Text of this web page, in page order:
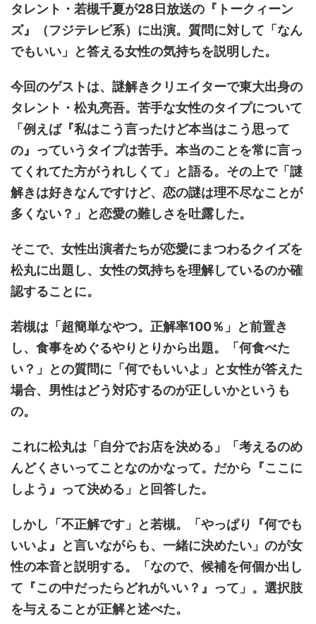
クロショット ...
http://www.rbbto
タレント・若槻千夏が28日放送の『トークィーン
ズ』（フジテレビ系）に出演。質問に対して「なん
でもいい」と答える女性の気持ちを説明した。
今回のゲストは、謎解きクリエイターで東大出身の
タレント・松丸亮吾。苦手な女性のタイプについて
「例えば『私はこう言ったけど本当はこう思って
の』っていうタイプは苦手。本当のことを常に言っ
てくれてた方がうれしくて」と語る。その上で「謎
解きは好きなんですけど、恋の謎は理不尽なことが
多くない？」と恋愛の難しさを吐露した。
そこで、女性出演者たちが恋愛にまつわるクイズを
松丸に出題し、女性の気持ちを理解しているのか確
認することに。
若槻は「超簡単なやつ。正解率100％」と前置き
し、食事をめぐるやりとりから出題。「何食べた
い？」との質問に「何でもいいよ」と女性が答えた
場合、男性はどう対応するのが正しいかというも
の。
これに松丸は「自分でお店を決める」「考えるのめ
んどくさいってことなのかなって。だから『ここに
しよう』って決める」と回答した。
しかし「不正解です」と若槻。「やっぱり『何でも
いいよ』と言いながらも、一緒に決めたい」のが女
性の本音と説明する。「なので、候補を何個か出し
て『この中だったらどれがいい？』って」。選択肢
を与えることが正解と述べた。